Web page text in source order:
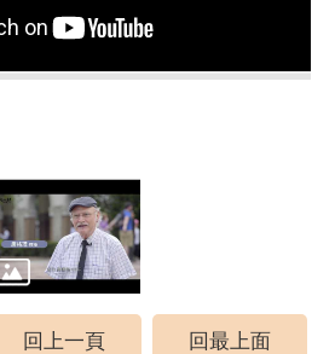
回上一頁 回最上面